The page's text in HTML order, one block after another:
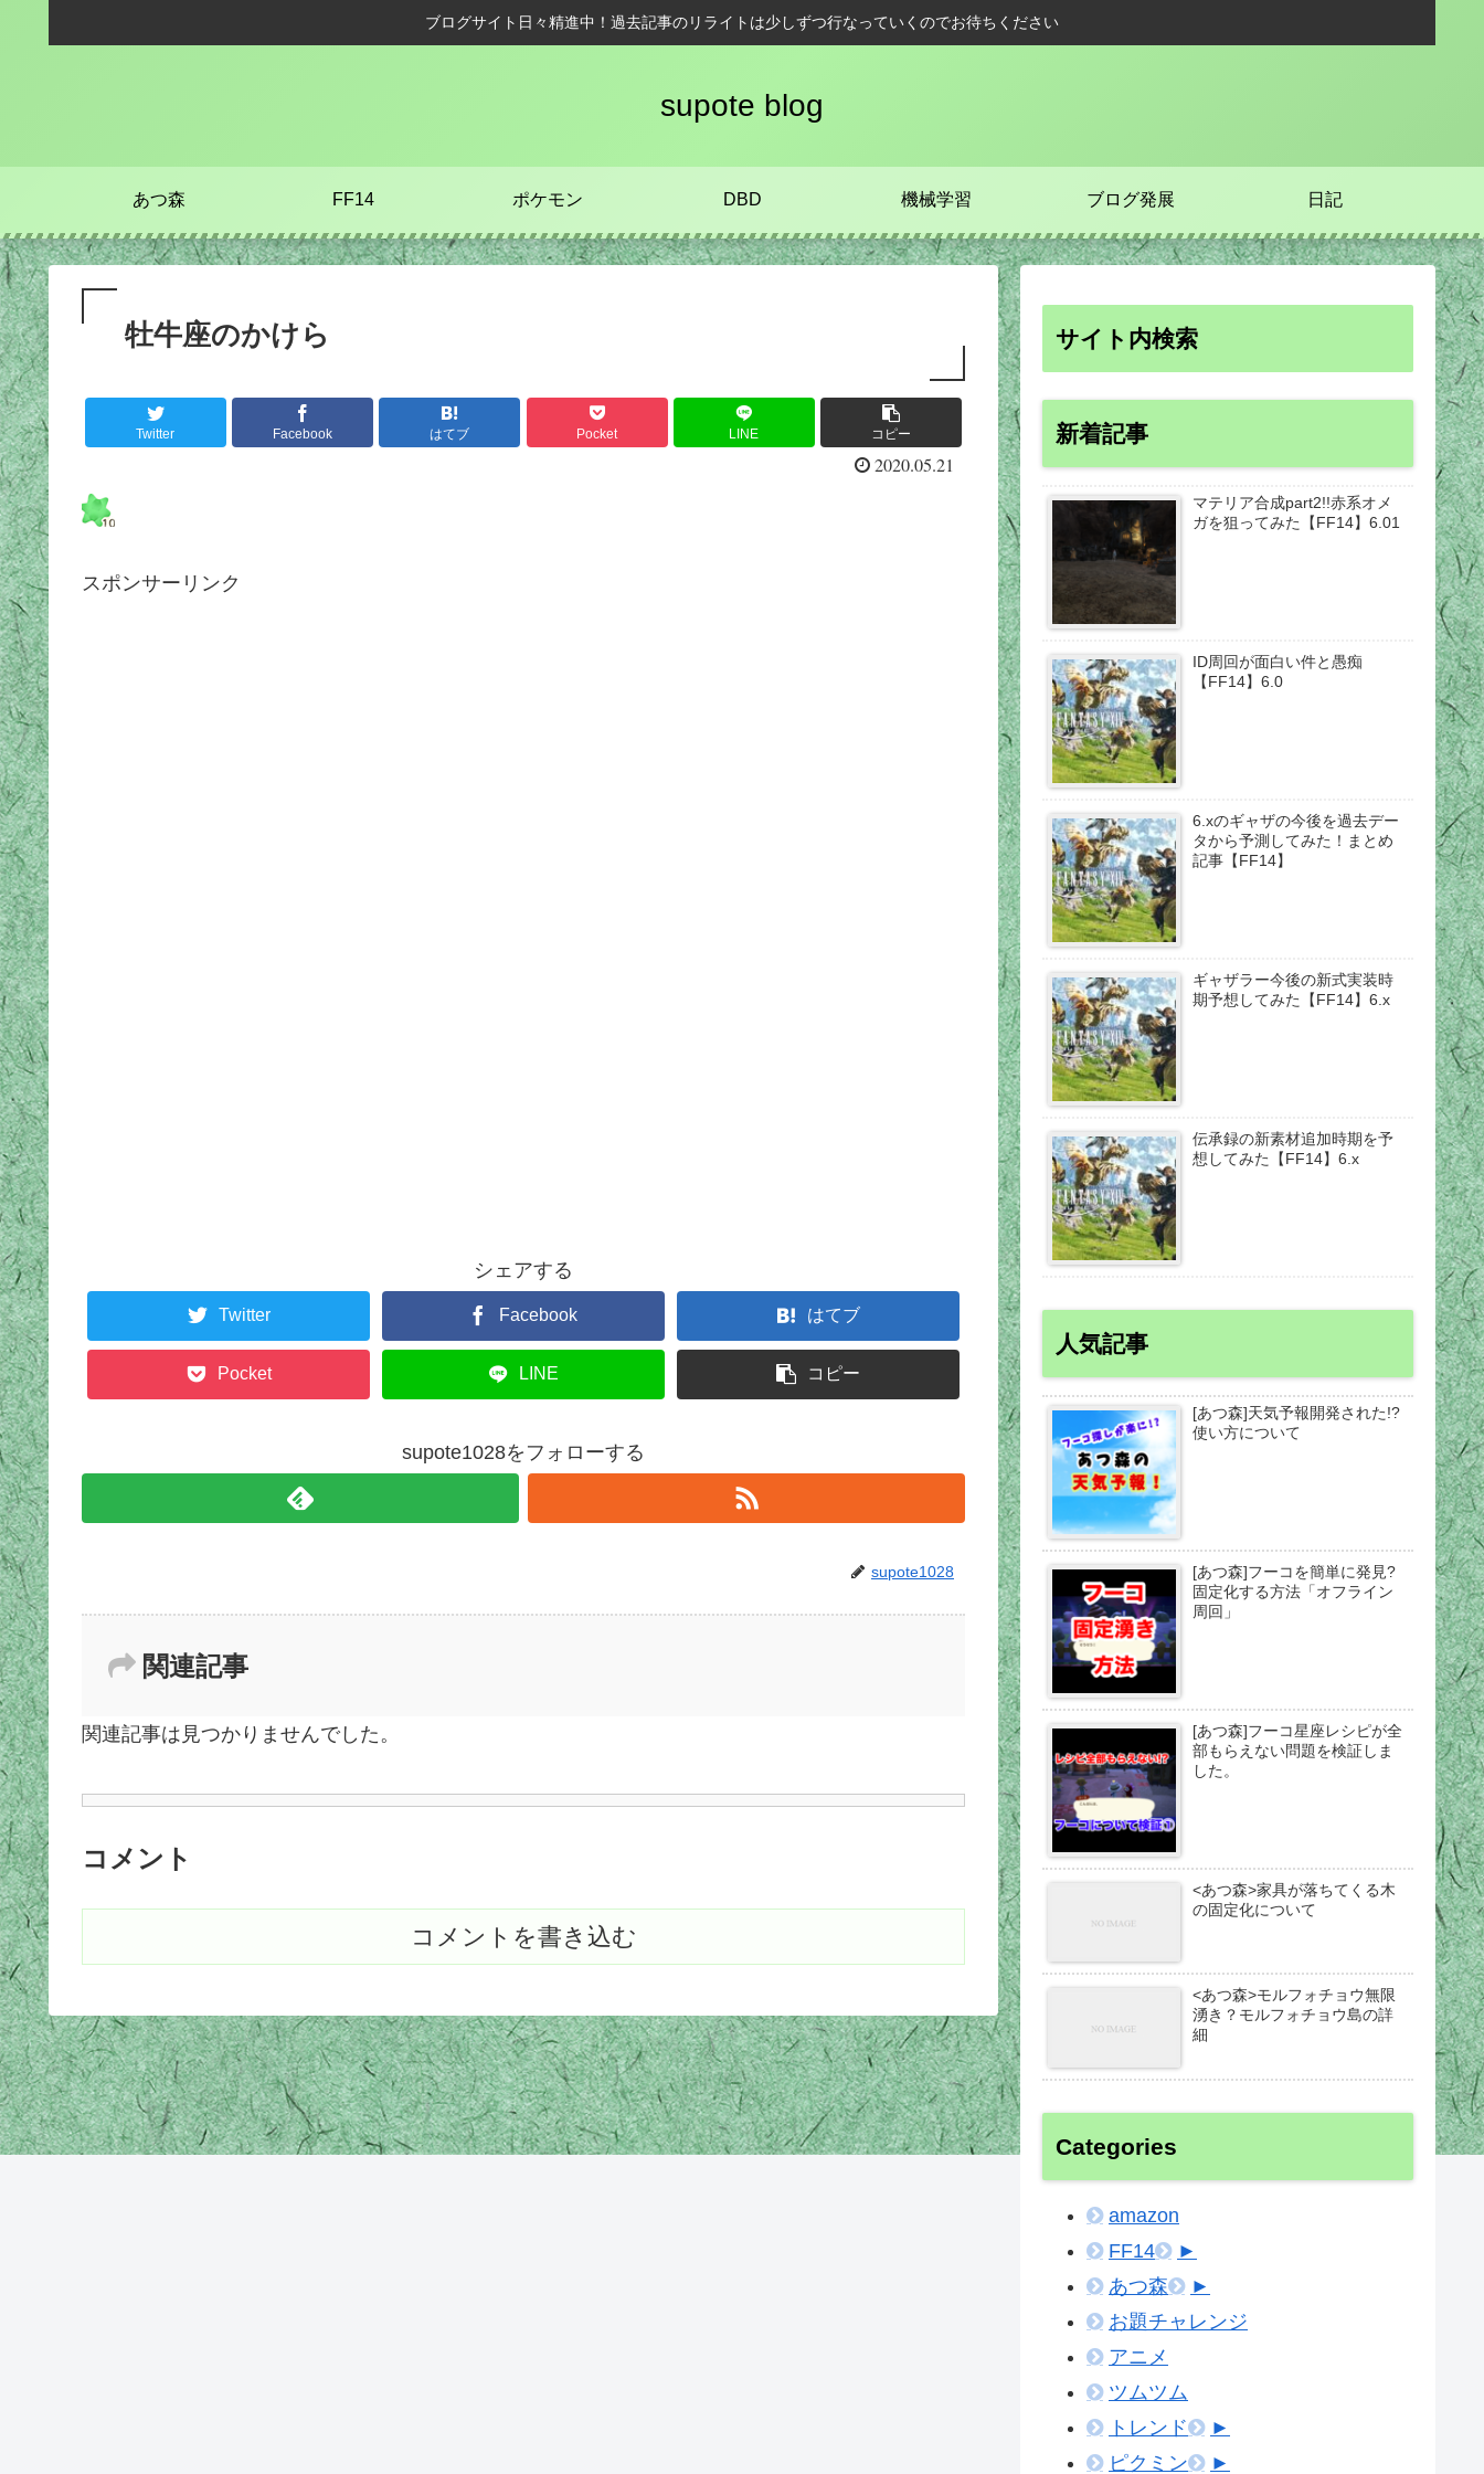
ブログサイト日々精進中！過去記事のリライトは少しずつ行なっていくのでお待ちください
supote blog
あつ森 FF14 ポケモン DBD 機械学習 ブログ発展 日記
牡牛座のかけら
Twitter Facebook はてブ Pocket LINE コピー
2020.05.21
スポンサーリンク
シェアする
Twitter Facebook はてブ
Pocket LINE コピー
supote1028をフォローする
supote1028
関連記事
関連記事は見つかりませんでした。
コメント
コメントを書き込む
サイト内検索
新着記事
マテリア合成part2!!赤系オメ
ガを狙ってみた【FF14】6.01
ID周回が面白い件と愚痴
【FF14】6.0
6.xのギャザの今後を過去デー
タから予測してみた！まとめ
記事【FF14】
ギャザラー今後の新式実装時
期予想してみた【FF14】6.x
伝承録の新素材追加時期を予
想してみた【FF14】6.x
人気記事
[あつ森]天気予報開発された!?
使い方について
[あつ森]フーコを簡単に発見?
固定化する方法「オフライン
周回」
[あつ森]フーコ星座レシピが全
部もらえない問題を検証しま
した。
<あつ森>家具が落ちてくる木
の固定化について
<あつ森>モルフォチョウ無限
湧き？モルフォチョウ島の詳
細
Categories
amazon
FF14
►
あつ森
►
お題チャレンジ
アニメ
ツムツム
トレンド
►
ピクミン
►